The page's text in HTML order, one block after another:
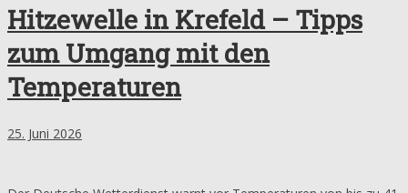
Hitzewelle in Krefeld – Tipps
zum Umgang mit den
Temperaturen
25. Juni 2026